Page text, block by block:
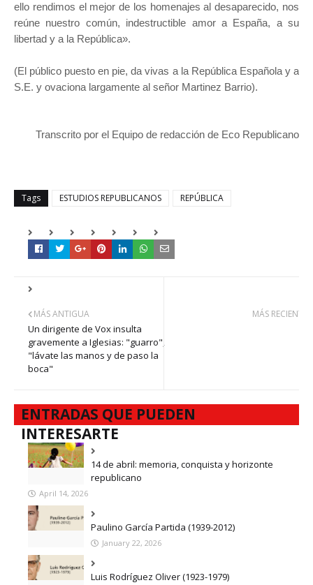
ello rendimos el mejor de los homenajes al desaparecido, nos
reúne nuestro común, indestructible amor a España, a su
libertad y a la República».
(El público puesto en pie, da vivas a la República Española y a
S.E. y ovaciona largamente al señor Martinez Barrio).
Transcrito por el Equipo de redacción de Eco Republicano
Tags ESTUDIOS REPUBLICANOS REPÚBLICA
MÁS RECIENTE
MÁS ANTIGUA
Un dirigente de Vox insulta
gravemente a Iglesias: "guarro",
"lávate las manos y de paso la
boca"
ENTRADAS QUE PUEDEN
INTERESARTE
14 de abril: memoria, conquista y horizonte
republicano
April 14, 2026
Paulino García Partida (1939-2012)
January 22, 2026
Luis Rodríguez Oliver (1923-1979)